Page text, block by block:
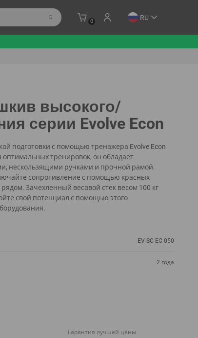
0 RU
высокого/
серии Evolve Econ
подготовки с помощью тренажера Evolve Econ
оптимальных тренировок, он обладает
нескользящими ручками и прочной рамой.
сопротивление с помощью красных
Зачехленный весовой стек весом 100 кг
свой потенциал с помощью этого
EV-SC-EC-050
2 года
Гарантия лучшей цены